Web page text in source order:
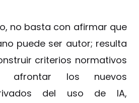
no basta con afirmar que
puede ser autor; resulta
criterios normativos
afrontar los nuevos
del uso de IA,